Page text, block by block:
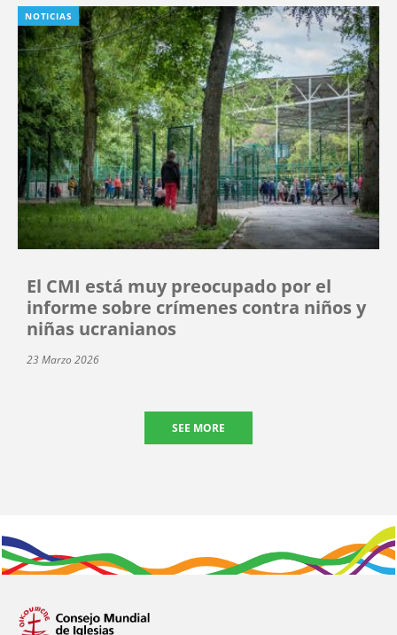
NOTICIAS
El CMI está muy preocupado por el
informe sobre crímenes contra niños y
niñas ucranianos
23 Marzo 2026
SEE MORE